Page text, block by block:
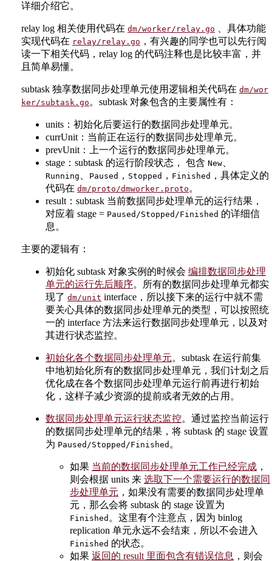
详细介绍它。
relay log 相关使用代码在 dm/worker/relay.go
、具体功能
实现代码在 relay/relay.go ，有兴趣的同学也可以先行阅
读一下相关代码，relay log 的代码注释也是比较丰富，并
且简单易懂。
subtask 独享数据同步处理单元使用逻辑相关代码在 dm/wor
ker/subtask.go 。subtask 对象包含的主要属性有：
units：初始化后要运行的数据同步处理单元。
currUnit：当前正在运行的数据同步处理单元。
prevUnit：上一个运行的数据同步处理单元。
stage：subtask 的运行阶段状态， 包含 New
Running Paused ， Stopped ， Finished ，具体定义的
代码在 dm/proto/dmworker.proto 。
result：subtask 当前数据同步处理单元的运行结果，
对应着 stage = Paused/Stopped/Finished 的详细信
息。
主要的逻辑有：
初始化 subtask 对象实例的时候会 编排数据同步处理
单元的运行先后顺序。所有的数据同步处理单元都实
现了 dm/unit interface，所以接下来的运行中就不需
要关心具体的数据同步处理单元的类型，可以按照统
一的 interface 方法来运行数据同步处理单元，以及对
其进行状态监控。
初始化各个数据同步处理单元。subtask 在运行前集
中地初始化所有的数据同步处理单元，我们计划之后
优化成在各个数据同步处理单元运行前再进行初始
化，这样子减少资源的提前或者无效的占用。
数据同步处理单元运行状态监控。通过监控当前运行
的数据同步处理单元的结果，将 subtask 的 stage 设置
为 Paused/Stopped/Finished 。
如果 当前的数据同步处理单元工作已经完成 ，
则会根据 units 来 选取下一个需要运行的数据同
步处理单元 ，如果没有需要的数据同步处理单
元，那么会将 subtask 的 stage 设置为
Finished 。这里有个注意点，因为 binlog
replication 单元永远不会结束，所以不会进入
Finished 的状态。
如果 返回的 result 里面包含有错误信息 ，则会